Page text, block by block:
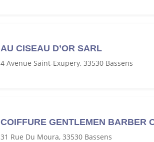
AU CISEAU D’OR SARL
4 Avenue Saint-Exupery, 33530 Bassens
COIFFURE GENTLEMEN BARBER
31 Rue Du Moura, 33530 Bassens